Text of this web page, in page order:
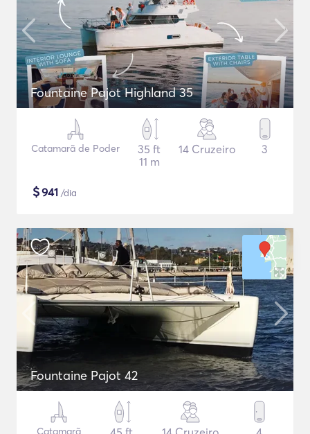
Fountaine Pajot Highland 35
Catamarã de Poder
35 ft
11 m
14 Cruzeiro 3
$941 /dia
Fountaine Pajot 42
Catamarã